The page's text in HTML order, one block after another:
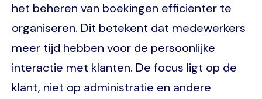
het beheren van boekingen efficiënter te
organiseren. Dit betekent dat medewerkers
meer tijd hebben voor de persoonlijke
interactie met klanten. De focus ligt op de
klant, niet op administratie en andere